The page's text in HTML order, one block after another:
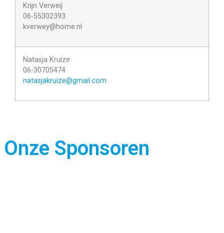
Krijn Verweij
06-55302393
kverwey@home.nl
Natasja Kruize
06-30705474
natasjakruize@gmail.com
Onze Sponsoren